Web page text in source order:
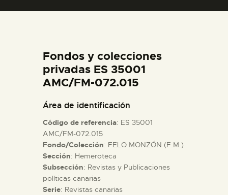
ESPAÑOL
ACTIVIDADES
█
EL MUSEO
Fondos y colecciones
privadas ES 35001
AMC/FM-072.015
Área de identificación
Código de referencia: ES 35001
AMC/FM-072.015
Fondo/Colección: FELO MONZÓN (F.M.)
Sección: Hemeroteca
Subsección: Revistas y Publicaciones
políticas canarias
Serie: Revistas canarias